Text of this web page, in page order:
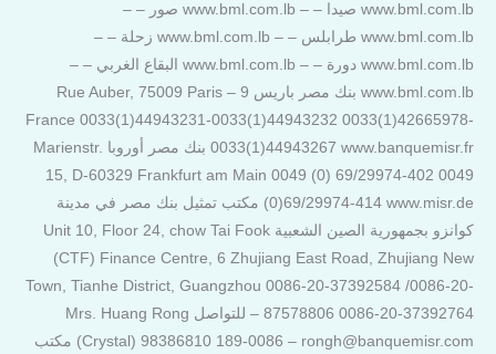
www.bml.com.lb صيدا – – www.bml.com.lb صور – –
www.bml.com.lb طرابلس – – www.bml.com.lb زحلة – –
www.bml.com.lb دورة – – www.bml.com.lb البقاع الغربي – –
www.bml.com.lb بنك مصر باريس 9 Rue Auber, 75009 Paris –
France 0033(1)44943231-0033(1)44943232 0033(1)42665978-
0033(1)44943267 www.banquemisr.fr بنك مصر أوروبا Marienstr.
15, D-60329 Frankfurt am Main 0049 (0) 69/29974-402 0049
(0)69/29974-414 www.misr.de مكتب تمثيل بنك مصر في مدينة
كوانزو بجمهورية الصين الشعبية Unit 10, Floor 24, chow Tai Fook
(CTF) Finance Centre, 6 Zhujiang East Road, Zhujiang New
Town, Tianhe District, Guangzhou 0086-20-37392584 /0086-20-
87578806 0086-20-37392764 – للتواصل Mrs. Huang Rong
(Crystal) 98386810 189-0086 – rongh@banquemisr.com مكتب